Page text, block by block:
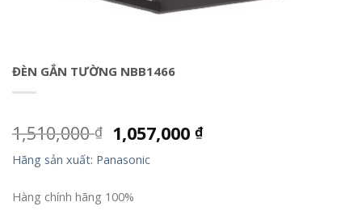
ĐÈN GẮN TƯỜNG NBB1466
1,510,000₫ 1,057,000₫
Hãng sản xuất: Panasonic
Hàng chính hãng 100%